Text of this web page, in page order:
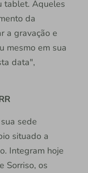
tablet. Aqueles
da
a gravação e
mesmo em sua
data",
sede
situado a
Integram hoje
Sorriso, os